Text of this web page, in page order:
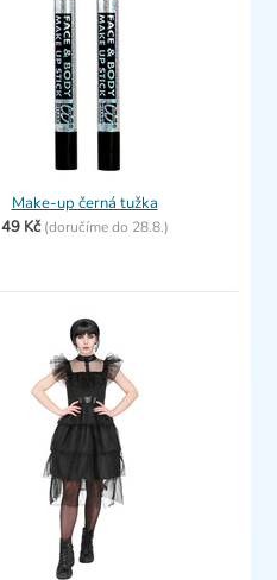
Make-up černá tužka
49 Kč (doručíme do 28.8.)